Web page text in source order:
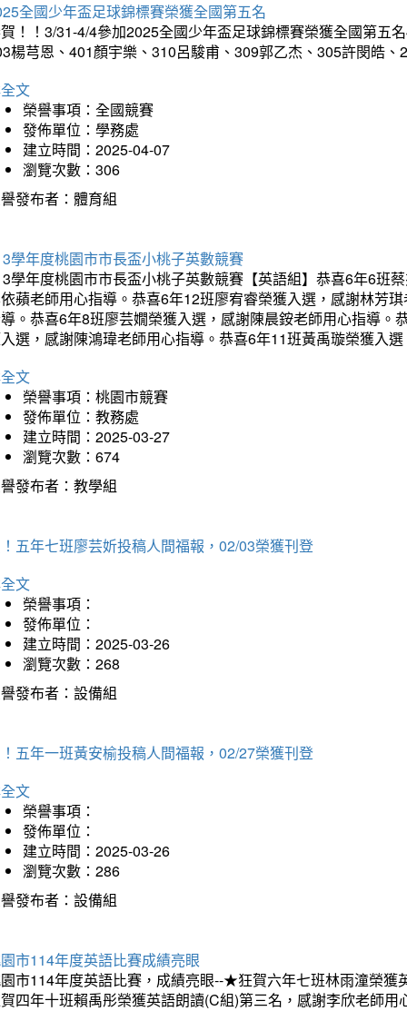
全國少年盃足球錦標賽榮獲全國第五名
！！3/31-4/4參加2025全國少年盃足球錦標賽榮獲全國第五
楊芎恩、401顏宇樂、310呂駿甫、309郭乙杰、305許閔皓
文
榮譽事項：全國競賽
發佈單位：學務處
建立時間：2025-04-07
瀏覽次數：306
發布者：體育組
學年度桃園市市長盃小桃子英數競賽
學年度桃園市市長盃小桃子英數競賽【英語組】恭喜6年6班
蘋老師用心指導。恭喜6年12班廖宥睿榮獲入選，感謝林芳
。恭喜6年8班廖芸嫺榮獲入選，感謝陳晨銨老師用心指導
選，感謝陳鴻瑋老師用心指導。恭喜6年11班黃禹璇榮獲入
文
榮譽事項：桃園市競賽
發佈單位：教務處
建立時間：2025-03-27
瀏覽次數：674
發布者：教學組
五年七班廖芸妡投稿人間福報，02/03榮獲刊登
文
榮譽事項：
發佈單位：
建立時間：2025-03-26
瀏覽次數：268
發布者：設備組
五年一班黃安榆投稿人間福報，02/27榮獲刊登
文
榮譽事項：
發佈單位：
建立時間：2025-03-26
瀏覽次數：286
發布者：設備組
市114年度英語比賽成績亮眼
市114年度英語比賽，成績亮眼--★狂賀六年七班林雨潼榮
四年十班賴禹彤榮獲英語朗讀(C組)第三名，感謝李欣老師